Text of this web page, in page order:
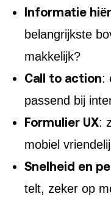
Informatie
belangrijkste
makkelijk?
Call to action:
passend bij
Formulier UX:
mobiel
Snelheid en
telt, zeker op